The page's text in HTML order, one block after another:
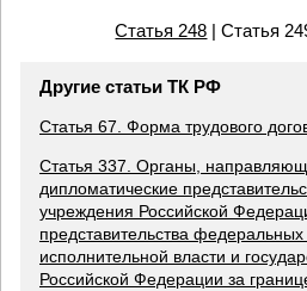
Статья 248 | Статья
Другие статьи ТК РФ
Статья 67. Форма трудового
Статья 337. Органы,
дипломатические
учреждения Российской
представительства федеральных
исполнительной власти и
Российской Федерации за